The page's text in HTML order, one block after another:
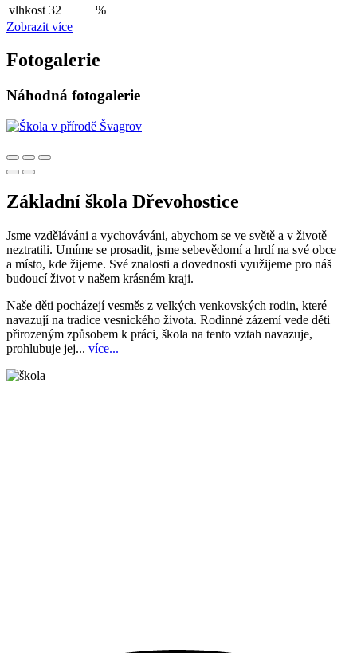
vlhkost 32
%
Zobrazit více
Fotogalerie
Náhodná fotogalerie
Základní škola Dřevohostice
Jsme vzděláváni a vychováváni, abychom se ve světě a v životě
neztratili. Umíme se prosadit, jsme sebevědomí a hrdí na své obce
a místo, kde žijeme. Své znalosti a dovednosti využijeme pro náš
budoucí život v našem krásném kraji.
Naše děti pocházejí vesměs z velkých venkovských rodin, které
navazují na tradice vesnického života. Rodinné zázemí vede děti
přirozeným způsobem k práci, škola na tento vztah navazuje,
prohlubuje jej... více...